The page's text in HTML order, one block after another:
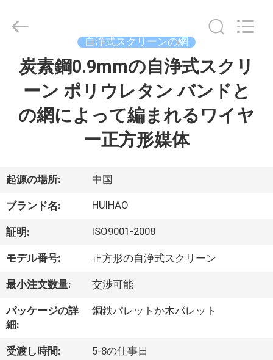
品
私
た
ち
つ
い
Product
Limited.
自浄式スクリーンの網
炭素鋼0.9mmの自浄式スクリ
ーン ポリウレタン バンドと
の網によって編まれるワイヤ
ー正方形媒体
起源の場所: 中国
ブランド名: HUIHAO
証明: ISO9001-2008
モデル番号: 正方形の自浄式スクリーン
最小注文数量: 交渉可能
パッケージの詳
細:
鋼鉄パレットか木パレット
受渡し時間: 5-8の仕事日